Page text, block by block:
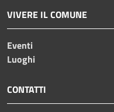
VIVERE IL COMUNE
Eventi
Luoghi
CONTATTI